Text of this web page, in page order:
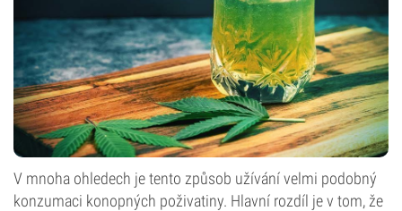
V mnoha ohledech je tento způsob užívání velmi podobný
konzumaci konopných poživatiny. Hlavní rozdíl je v tom, že